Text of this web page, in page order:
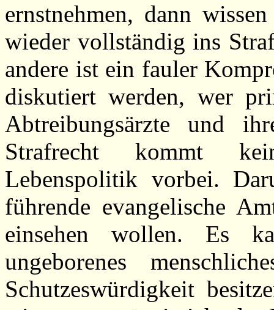
ernstnehmen, dann
wieder vollständig ins
andere ist ein fauler
diskutiert werden, wer
Abtreibungsärzte und
Strafrecht kommt
Lebenspolitik vorbei.
führende evangelische
einsehen wollen. Es
ungeborenes
Schutzeswürdigkeit